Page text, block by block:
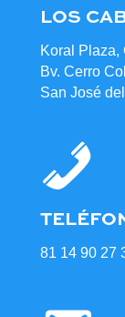
LOS
Koral Plaza,
Bv. Cerro
San José
81 14 90 27